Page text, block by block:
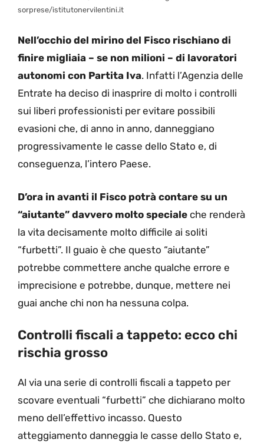
sorprese/istitutonervilentini.it
Nell’occhio del mirino del Fisco rischiano di
finire migliaia – se non milioni – di lavoratori
autonomi con Partita Iva. Infatti l’Agenzia delle
Entrate ha deciso di inasprire di molto i controlli
sui liberi professionisti per evitare possibili
evasioni che, di anno in anno, danneggiano
progressivamente le casse dello Stato e, di
conseguenza, l’intero Paese.
D’ora in avanti il Fisco potrà contare su un
“aiutante” davvero molto speciale che renderà
la vita decisamente molto difficile ai soliti
“furbetti”. Il guaio è che questo “aiutante”
potrebbe commettere anche qualche errore e
imprecisione e potrebbe, dunque, mettere nei
guai anche chi non ha nessuna colpa.
Controlli fiscali a tappeto: ecco chi
rischia grosso
Al via una serie di controlli fiscali a tappeto per
scovare eventuali “furbetti” che dichiarano molto
meno dell’effettivo incasso. Questo
atteggiamento danneggia le casse dello Stato e,